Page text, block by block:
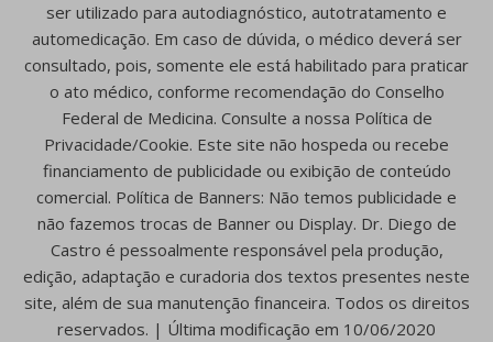
ser utilizado para autodiagnóstico, autotratamento e
automedicação. Em caso de dúvida, o médico deverá ser
consultado, pois, somente ele está habilitado para praticar
o ato médico, conforme recomendação do Conselho
Federal de Medicina. Consulte a nossa Política de
Privacidade/Cookie. Este site não hospeda ou recebe
financiamento de publicidade ou exibição de conteúdo
comercial. Política de Banners: Não temos publicidade e
não fazemos trocas de Banner ou Display. Dr. Diego de
Castro é pessoalmente responsável pela produção,
edição, adaptação e curadoria dos textos presentes neste
site, além de sua manutenção financeira. Todos os direitos
reservados. | Última modificação em 10/06/2020